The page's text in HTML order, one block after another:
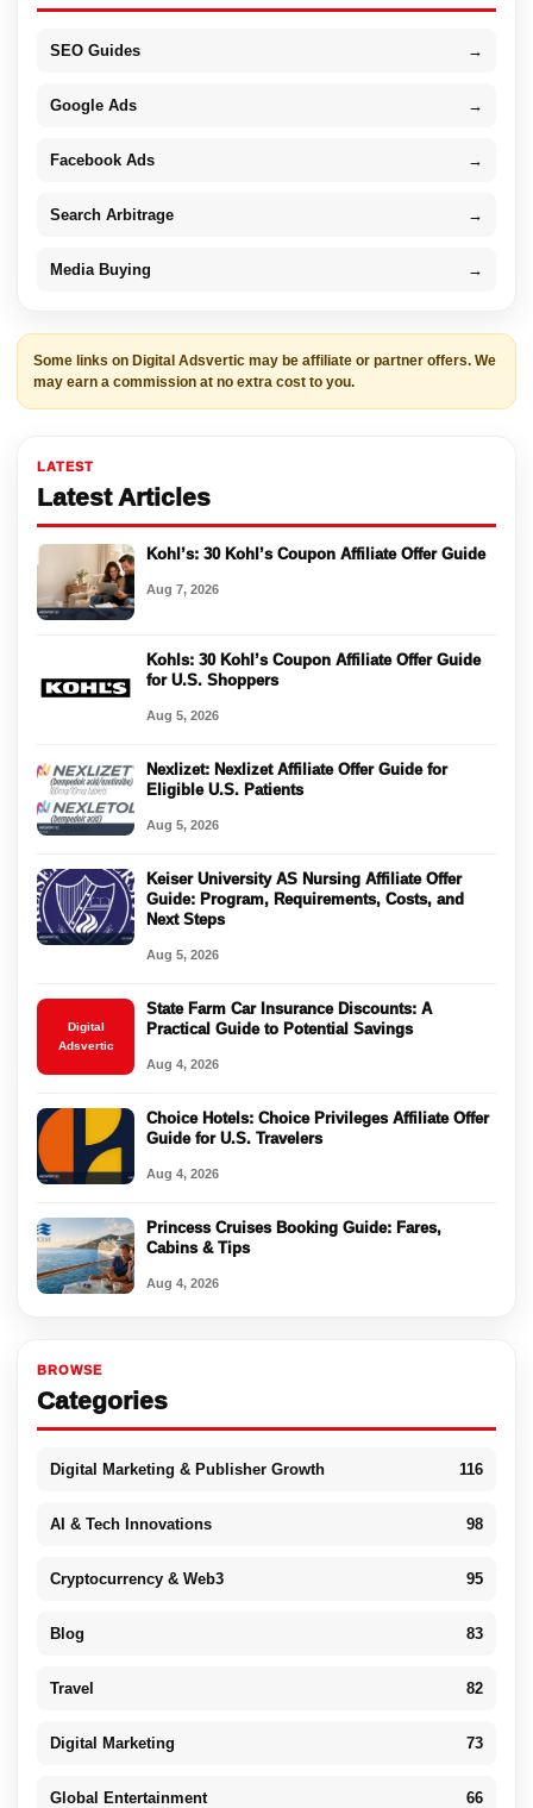
SEO Guides →
Google Ads →
Facebook Ads →
Search Arbitrage →
Media Buying →
Some links on Digital Adsvertic may be affiliate or partner offers. We
may earn a commission at no extra cost to you.
LATEST
Latest Articles
Kohl’s: 30 Kohl’s Coupon Affiliate Offer Guide
Aug 7, 2026
Kohls: 30 Kohl’s Coupon Affiliate Offer Guide
for U.S. Shoppers
Aug 5, 2026
Nexlizet: Nexlizet Affiliate Offer Guide for
Eligible U.S. Patients
Aug 5, 2026
Keiser University AS Nursing Affiliate Offer
Guide: Program, Requirements, Costs, and
Next Steps
Aug 5, 2026
Digital
Adsvertic
State Farm Car Insurance Discounts: A
Practical Guide to Potential Savings
Aug 4, 2026
Choice Hotels: Choice Privileges Affiliate Offer
Guide for U.S. Travelers
Aug 4, 2026
Princess Cruises Booking Guide: Fares,
Cabins & Tips
Aug 4, 2026
BROWSE
Categories
Digital Marketing & Publisher Growth 116
AI & Tech Innovations 98
Cryptocurrency & Web3 95
Blog 83
Travel 82
Digital Marketing 73
Global Entertainment 66